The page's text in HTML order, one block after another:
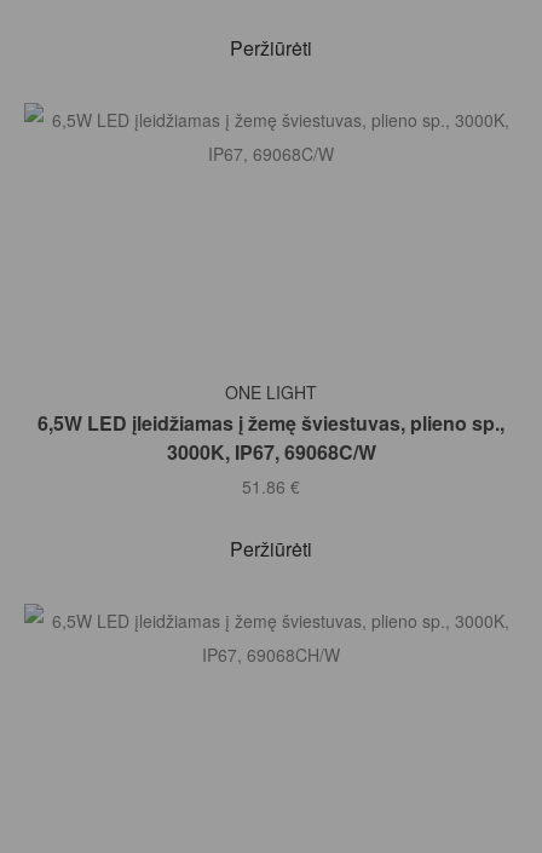
Peržiūrėti
Į KREPŠELĮ
ONE LIGHT
6,5W LED įleidžiamas į žemę šviestuvas, plieno sp.,
3000K, IP67, 69068C/W
51.86 €
Peržiūrėti